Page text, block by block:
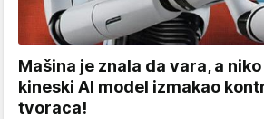
Mašina je znala da vara, a
kineski AI model izmakao
tvoraca!